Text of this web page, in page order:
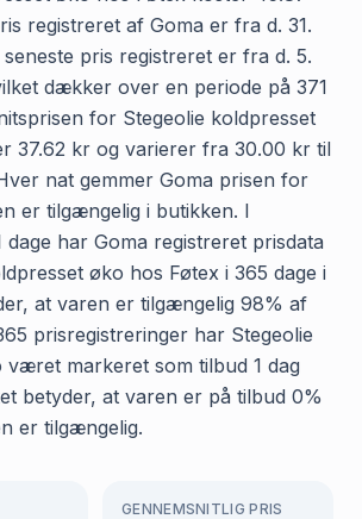
registreret af Goma er fra d. 31.
pris registreret er fra d. 5.
dækker over en periode på 371
for Stegeolie koldpresset
37.62 kr og varierer fra 30.00 kr til
nat gemmer Goma prisen for
er tilgængelig i butikken. I
dage har Goma registreret prisdata
øko hos Føtex i 365 dage i
at varen er tilgængelig 98% af
prisregistreringer har Stegeolie
været markeret som tilbud 1 dag
betyder, at varen er på tilbud 0%
er tilgængelig.
GENNEMSNITLIG PRIS